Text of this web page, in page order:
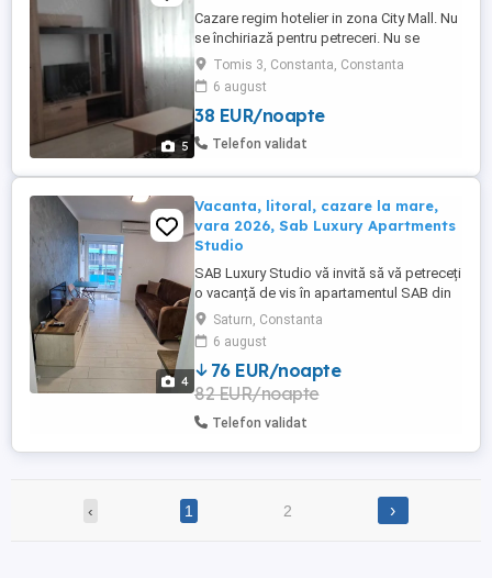
5
Cazare regim hotelier in zona City Mall. Nu
se închiriază pentru petreceri. Nu se
primesc escorte Pana în 3 zile - 250 lei
Peste 3 zile - 200 lei Iulie și august- 300 lei
Apartamentul este complet mobilat si
utilat modern si foarte curat, totul nou.
Încălzirea si apa caldă se face cu centrală
Tomis 3, Constanta, Constanta
6 august
38 EUR/noapte
Telefon validat
4
Vacanta, litoral, cazare la mare,
vara 2026, Sab Luxury Apartments
Studio
SAB Luxury Studio vă invită să vă petreceți
o vacanță de vis în apartamentul SAB din
Saturn Mangalia... Poziție ideală
*Apartamentul se află poziționat pe
strada Henny Ignatie Nr. 6 într-un complex
rezidențial (hotel) din stațiunea Saturn
(cea mai frumoasă stațiune din sudul
litoralului ...
Saturn, Constanta
6 august
76 EUR/noapte
82 EUR/noapte
Telefon validat
‹ 1 2 ›